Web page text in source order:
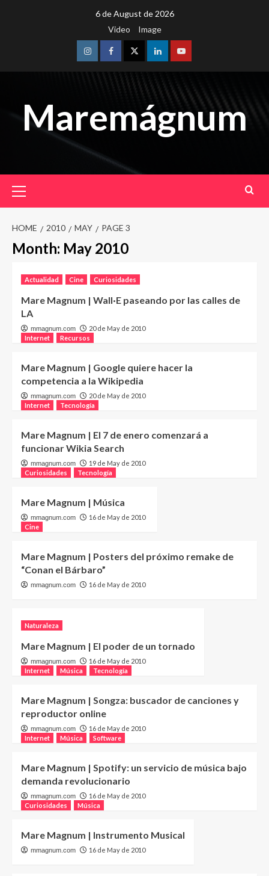
6 de August de 2026
Video
Image
InstagramFacebookTwitterLinkedinYoutube
Maremágnum
Menu
HOME 2010 MAY PAGE 3
Month: May 2010
Actualidad Cine Curiosidades
Mare Magnum | Wall·E paseando por las calles de
LA
mmagnum.com
20 de May de 2010
Internet
Recursos
Mare Magnum | Google quiere hacer la
competencia a la Wikipedia
mmagnum.com
20 de May de 2010
Internet
Tecnología
Mare Magnum | El 7 de enero comenzará a
funcionar Wikia Search
mmagnum.com
19 de May de 2010
Curiosidades
Tecnología
Mare Magnum | Música
mmagnum.com
16 de May de 2010
Cine
Mare Magnum | Posters del próximo remake de
“Conan el Bárbaro”
mmagnum.com 16 de May de 2010
Naturaleza
Mare Magnum | El poder de un tornado
mmagnum.com
16 de May de 2010
Internet
Música Tecnología
Mare Magnum | Songza: buscador de canciones y
reproductor online
mmagnum.com
16 de May de 2010
Internet
Música Software
Mare Magnum | Spotify: un servicio de música bajo
demanda revolucionario
mmagnum.com
16 de May de 2010
Curiosidades
Música
Mare Magnum | Instrumento Musical
mmagnum.com 16 de May de 2010